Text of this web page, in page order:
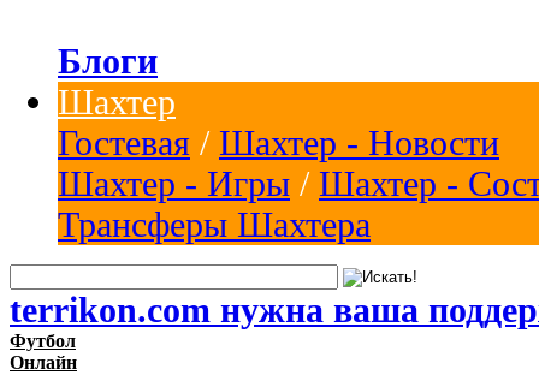
Блоги
Шахтер
Гостевая / Шахтер - Новости
Шахтер - Игры / Шахтер -
Трансферы Шахтера
terrikon.com нужна ваша
Футбол
Онлайн